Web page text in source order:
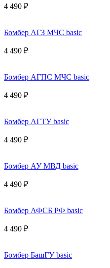
4 490 ₽
Бомбер АГЗ МЧС basic
4 490 ₽
Бомбер АГПС МЧС basic
4 490 ₽
Бомбер АГТУ basic
4 490 ₽
Бомбер АУ МВД basic
4 490 ₽
Бомбер АФСБ РФ basic
4 490 ₽
Бомбер БашГУ basic